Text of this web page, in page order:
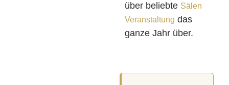
über beliebte Sälen
Veranstaltung das
ganze Jahr über.